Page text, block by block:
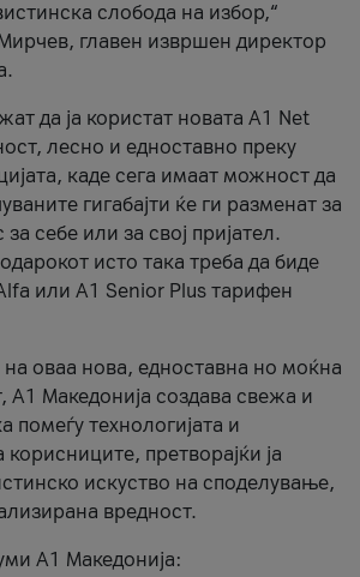
слобода на избор,“
главен извршен директор
да ја користат новата А1 Net
лесно и едноставно преку
каде сега имаат можност да
гигабајти ќе ги разменат за
себе или за свој пријател.
исто така треба да биде
или A1 Senior Plus тарифен
оваа нова, едноставна но моќна
А1 Македонија создава свежа и
помеѓу технологијата и
корисниците, претворајќи ја
искуство на споделување,
вредност.
А1 Македонија: